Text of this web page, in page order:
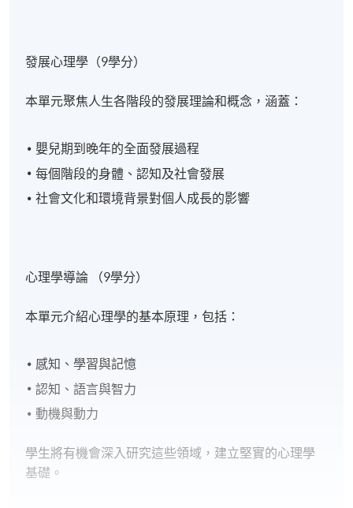
發展心理學（9學分）
本單元聚焦人生各階段的發展理論和概念，涵蓋：
嬰兒期到晚年的全面發展過程
每個階段的身體、認知及社會發展
社會文化和環境背景對個人成長的影響
心理學導論 （9學分）
本單元介紹心理學的基本原理，包括：
感知、學習與記憶
認知、語言與智力
動機與動力
學生將有機會深入研究這些領域，建立堅實的心理學
基礎。